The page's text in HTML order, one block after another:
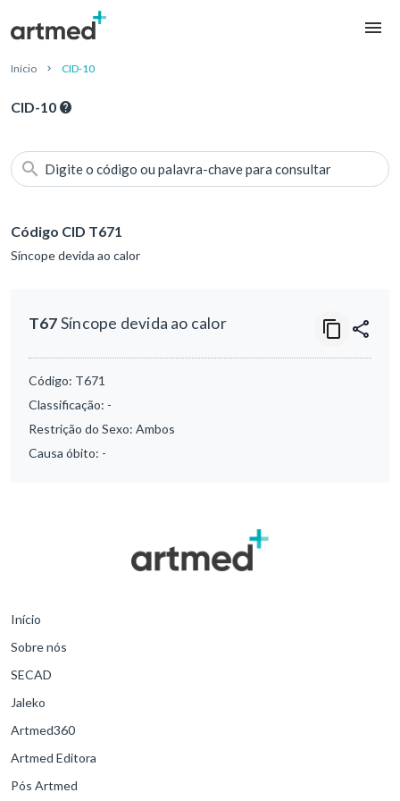
Início CID-10
CID-10
Digite o código ou palavra-chave para consultar
Código CID T671
Síncope devida ao calor
T67Síncope devida ao calor
Código: T671
Classificação: -
Restrição do Sexo: Ambos
Causa óbito: -
Início
Sobre nós
SECAD
Jaleko
Artmed360
Artmed Editora
Pós Artmed